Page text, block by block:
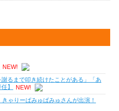
NEW!
るまで叩き続けたことがある」「あ
】
NEW!
ゃりーぱみゅぱみゅさんが出演！